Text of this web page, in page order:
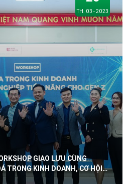
TH. 03 - 2023
GIAO LƯU CÙNG
TRONG KINH DOANH, CƠ HỘI
CHO GENZ"